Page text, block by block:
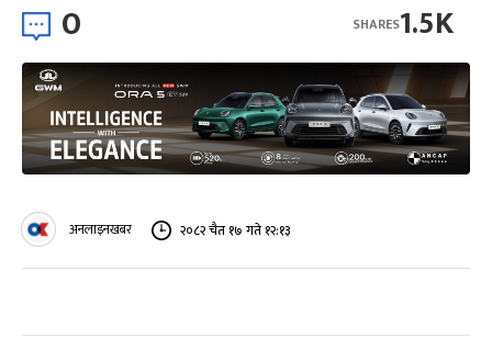
0 1.5K
SHARES
अनलाइनखबर २०८२ चैत १७ गते १२:१३